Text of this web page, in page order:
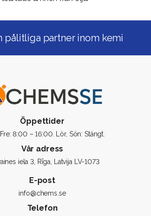
pålitliga partner inom kemi
Öppettider
8:00 – 16:00. Lör, Sön: Stängt.
Vår adress
iela 3, Rīga, Latvija LV-1073
E-post
info@chems.se
Telefon